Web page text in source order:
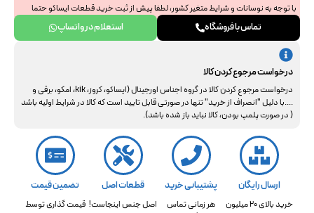
با توجه به نوسانات و شرایط متغیر کشور، لطفا پیش از ثبت خرید قطعات ایساکو حتما
جهت استعلام نهایی با ما هماهنگ فرمایید. از همراهی و درک شما سپاسگزاریم.
تماس با فروشگاه استعلام در واتساپ
درخواست مرجوع کردن کالا
درخواست مرجوع کردن کالا در گروه اجناس اورجینال (ایساکو، کروز، kik، امکو، برقی و
....با دلیل "انصراف از خرید" تنها در صورتی قابل تایید است که کالا در شرایط اولیه باشد
( در صورت پلمپ بودن، کالا نباید باز شده باشد).
ارسال رایگان
خرید بالای 20 میلیون
پشتیبانی خرید
هر زمانی تماس
قطعات اصل
اصل جنس اینجاست!
تضمین قیمت
قیمت گذاری توسط